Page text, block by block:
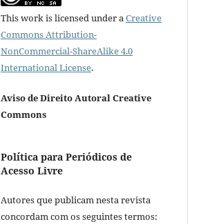
This work is licensed under aCreative
Commons Attribution-
NonCommercial-ShareAlike 4.0
International License.
Aviso de Direito Autoral Creative
Commons
Política para Periódicos de
Acesso Livre
Autores que publicam nesta revista
concordam com os seguintes termos: